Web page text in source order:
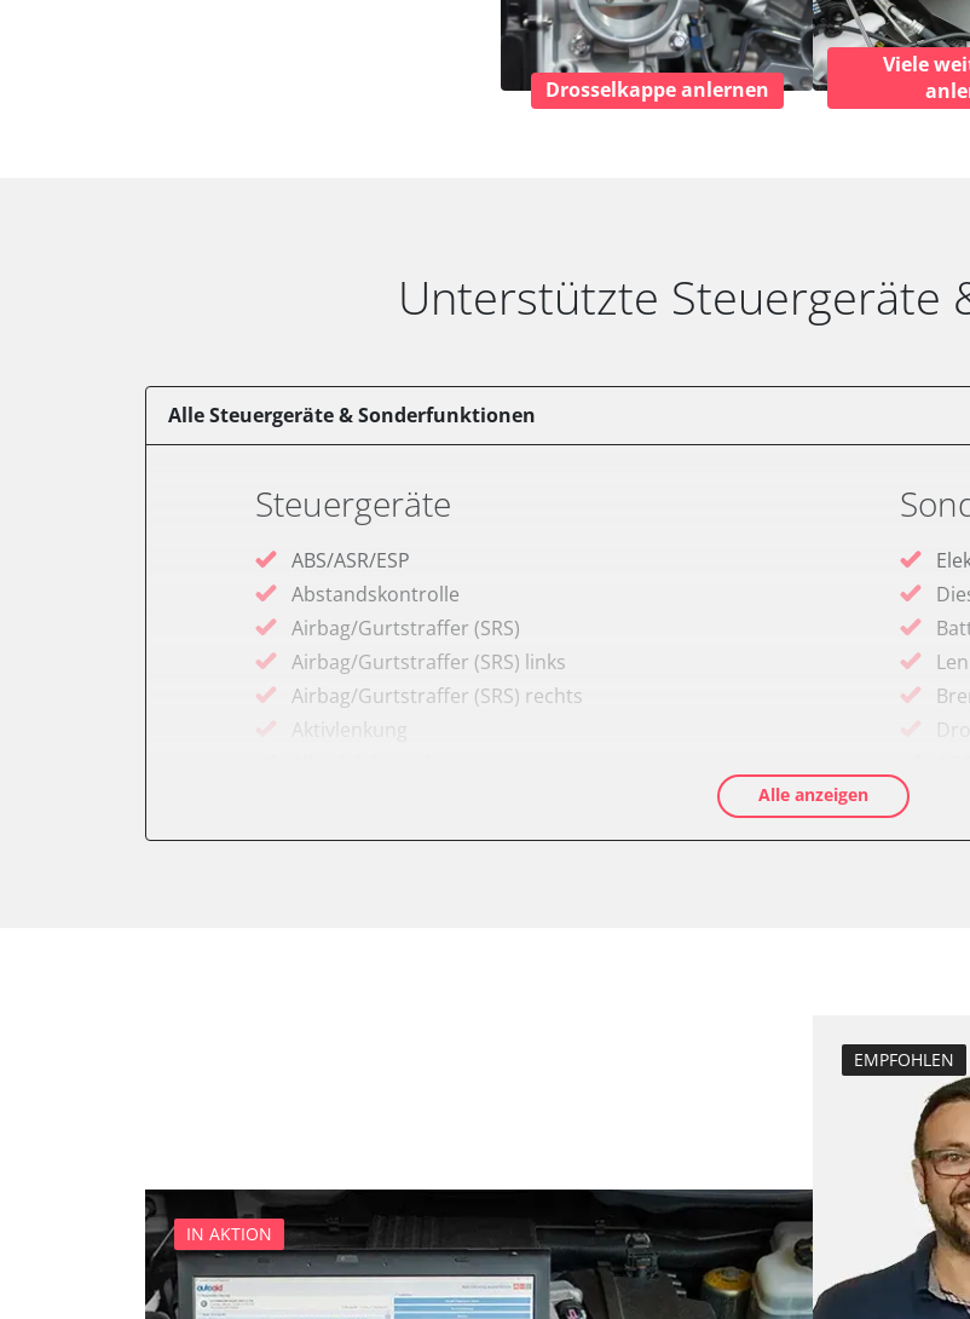
Drosselkappe anlernen
Viele
Unterstützte Steuergeräte
Alle Steuergeräte & Sonderfunktionen
Steuergeräte
ABS/ASR/ESP
Abstandskontrolle
Airbag/Gurtstraffer (SRS)
Airbag/Gurtstraffer (SRS) links
Airbag/Gurtstraffer (SRS) rechts
Aktivlenkung
Fernlichtassistent
Feststellbremse (EPB / SBC)
Gateway
Getriebesteuerung
Alle anzeigen
IN AKTION
EMPFOHLEN